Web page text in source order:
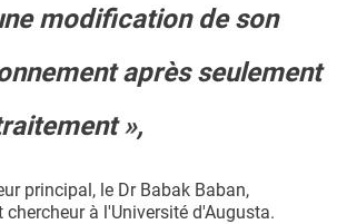
modification de son
après seulement
»,
principal, le Dr Babak Baban,
à l'Université d'Augusta.